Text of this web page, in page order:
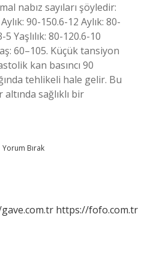
nabız sayıları şöyledir:
90-150.6-12 Aylık: 80-
5 Yaşlılık: 80-120.6-10
60–105. Küçük tansiyon
kan basıncı 90
tehlikeli hale gelir. Bu
sağlıklı bir
Yorum Bırak
https://fofo.com.tr